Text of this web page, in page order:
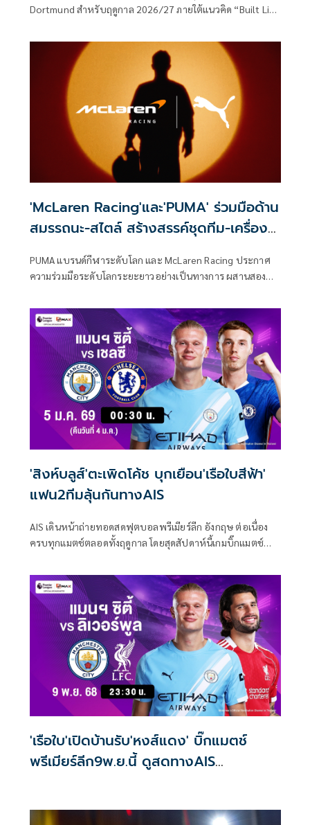
Dortmund สำหรับฤดูกาล 2026/27 ภายใต้แนวคิด “Built Like
แข็งแกร่ง โดดเด่น เต็มไปด้วยพลังของฟุตบอล และความภาค
ภูมิใจที่สั่งสมมาตั้งแต่ปี 1909
'McLaren Racing'และ'PUMA' ร่วมมือด้าน
สมรรถนะ-สไตล์ สร้างสรรค์ชุดทีม-เครื่อง
PUMA แบรนด์กีฬาระดับโลก และ McLaren Racing ประกาศ
ความร่วมมือระดับโลกระยะยาวอย่างเป็นทางการ ผสานสอง
ด้วยกัน ความร่วมมือนี้จะช่วยเชื่อมโยงแฟนๆ ให้เข้าใกล้โลกแห่ง
ความเร็วมากยิ่งขึ้น พร้อมสัมผัสจิตวิญญาณของการแข่งขันอย่าง
แท้จริง
'สิงห์บลูส์'ตะเพิดโค้ช บุกเยือน'เรือใบสีฟ้า'
แฟน2ทีมลุ้นกันทางAIS
AIS เดินหน้าถ่ายทอดสดฟุตบอลพรีเมียร์ลีก อังกฤษ ต่อเนื่อง
ครบทุกแมตช์ตลอดทั้งฤดูกาล โดยสุดสัปดาห์นี้เกมบิ๊กแมตช์
"สิงห์บลูส์" เชลซี ถ่ายทอดสดทาง AIS PLAY 502
(MONOMAX2)
'เรือใบ'เปิดบ้านรับ'หงส์แดง' บิ๊กแมตช์
พรีเมียร์ลีก9พ.ย.นี้ ดูสดทางAIS